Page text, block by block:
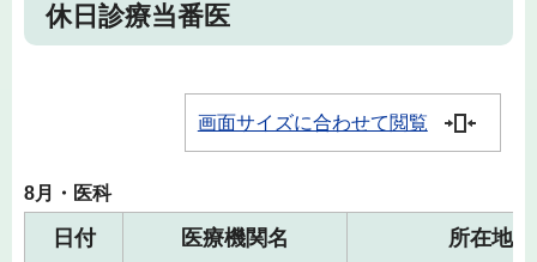
休日診療当番医
画面サイズに合わせて閲覧
8月・医科
日付 医療機関名 所在地